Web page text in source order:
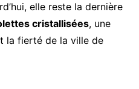
elle reste la dernière
cristallisées, une
la fierté de la ville de